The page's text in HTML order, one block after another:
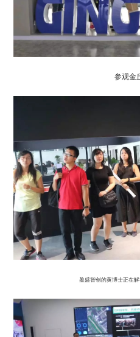
参观金
盈盛智创的黄博士正在